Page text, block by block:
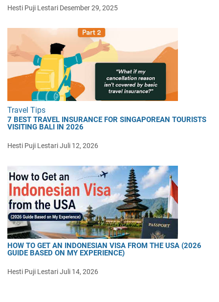
Hesti Puji Lestari Desember 29, 2025
Travel Tips
7 BEST TRAVEL INSURANCE FOR SINGAPOREAN TOURISTS
VISITING BALI IN 2026
Hesti Puji LestariJuli 12, 2026
HOW TO GET AN INDONESIAN VISA FROM THE USA (2026
GUIDE BASED ON MY EXPERIENCE)
Hesti Puji LestariJuli 14, 2026